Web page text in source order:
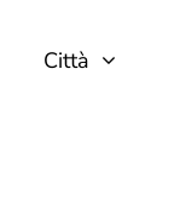
Città